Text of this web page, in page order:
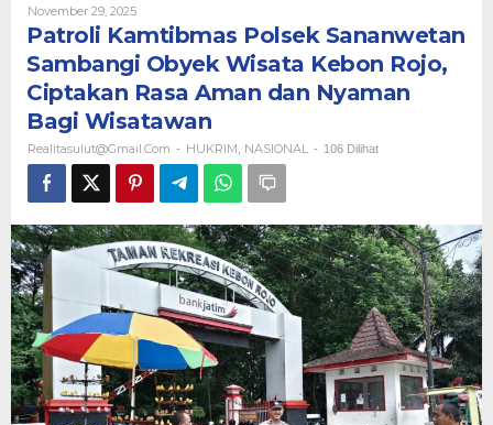
Sambangi
Obyek
Wisata
Kebon
Rasa
Bagi
Wisatawan
November 29, 2025Oleh
Realitasulut@gmail.com
Patroli Kamtibmas Polsek Sananwetan
Sambangi Obyek Wisata Kebon Rojo,
Ciptakan Rasa Aman dan Nyaman
Bagi Wisatawan
Realitasulut@gmail.com - HUKRIM NASIONAL - 106 Dilihat